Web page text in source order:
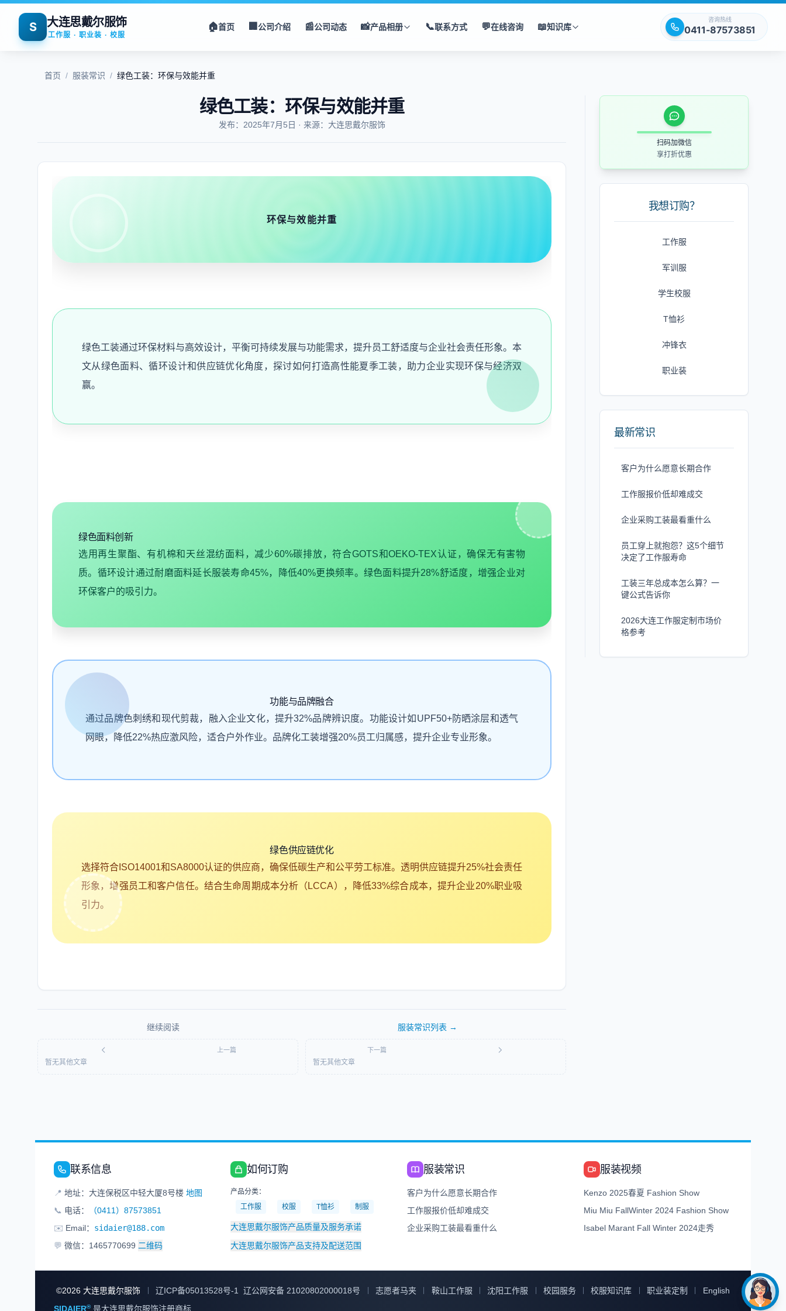
S 大连思戴尔服饰
工作服 · 职业装 · 校服
🏠首页 🏢公司介绍 📰公司动态 📸产品相册 📞联系方式 💬在线咨询 📖知识库
咨询热线
0411-87573851
首页 / 服装常识 / 绿色工装：环保与效能并重
绿色工装：环保与效能并重
发布：2025年7月5日 · 来源：大连思戴尔服饰
环保与效能并重
绿色工装通过环保材料与高效设计，平衡可持续发展与功能需求，提升员工舒适度与企业社会责任形象。本
文从绿色面料、循环设计和供应链优化角度，探讨如何打造高性能夏季工装，助力企业实现环保与经济双
赢。
绿色面料创新
选用再生聚酯、有机棉和天丝混纺面料，减少60%碳排放，符合GOTS和OEKO-TEX认证，确保无有害物
质。循环设计通过耐磨面料延长服装寿命45%，降低40%更换频率。绿色面料提升28%舒适度，增强企业对
环保客户的吸引力。
功能与品牌融合
通过品牌色刺绣和现代剪裁，融入企业文化，提升32%品牌辨识度。功能设计如UPF50+防晒涂层和透气
网眼，降低22%热应激风险，适合户外作业。品牌化工装增强20%员工归属感，提升企业专业形象。
绿色供应链优化
选择符合ISO14001和SA8000认证的供应商，确保低碳生产和公平劳工标准。透明供应链提升25%社会责任
形象，增强员工和客户信任。结合生命周期成本分析（LCCA），降低33%综合成本，提升企业20%职业吸
引力。
继续阅读 服装常识列表 →
上一篇
暂无其他文章
下一篇
暂无其他文章
扫码加微信
享打折优惠
我想订购？
工作服
军训服
学生校服
T恤衫
冲锋衣
职业装
最新常识
客户为什么愿意长期合作
工作服报价低却难成交
企业采购工装最看重什么
员工穿上就抱怨？这5个细节
决定了工作服寿命
工装三年总成本怎么算？一
键公式告诉你
2026大连工作服定制市场价
格参考
联系信息
📍 地址：大连保税区中轻大厦8号楼 地图
📞 电话：
（0411）87573851
✉️ Email： sidaier@188.com
💬 微信：1465770699 二维码
如何订购
产品分类：
工作服
校服 T恤衫 制服
大连思戴尔服饰产品质量及服务承诺
大连思戴尔服饰产品支持及配送范围
服装常识
客户为什么愿意长期合作
工作服报价低却难成交
企业采购工装最看重什么
服装视频
Kenzo 2025春夏 Fashion Show
Miu Miu FallWinter 2024 Fashion Show
Isabel Marant Fall Winter 2024走秀
©2026 大连思戴尔服饰 辽ICP备05013528号-1 辽公网安备 21020802000018号 志愿者马夹 鞍山工作服 沈阳工作服 校园服务 校服知识库 职业装定制
English
SIDAIER®是大连思戴尔服饰注册商标